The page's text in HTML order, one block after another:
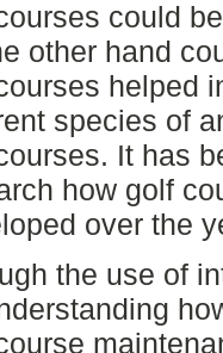
could
other hand
helped
species of
It has
how golf
over the
the use of